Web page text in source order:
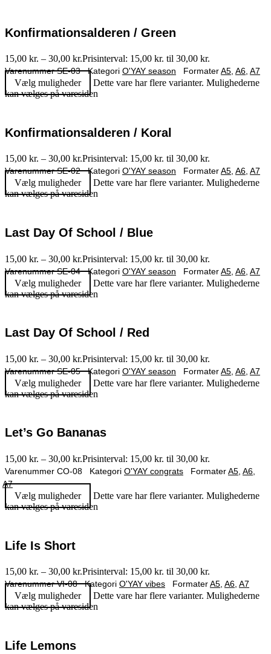
Konfirmationsalderen / Green
15,00 kr. – 30,00 kr.Prisinterval: 15,00 kr. til 30,00 kr.
VarenummerSE-03 Kategori O'YAY season FormaterA5, A6, A7
Vælg muligheder
Dette vare har flere varianter. Mulighederne
kan vælges på varesiden
Konfirmationsalderen / Koral
15,00 kr. – 30,00 kr.Prisinterval: 15,00 kr. til 30,00 kr.
VarenummerSE-02 Kategori O'YAY season FormaterA5, A6, A7
Vælg muligheder
Dette vare har flere varianter. Mulighederne
kan vælges på varesiden
Last Day Of School / Blue
15,00 kr. – 30,00 kr.Prisinterval: 15,00 kr. til 30,00 kr.
VarenummerSE-04 Kategori O'YAY season FormaterA5 A6 A7
Vælg muligheder
Dette vare har flere varianter. Mulighederne
kan vælges på varesiden
Last Day Of School / Red
15,00 kr. – 30,00 kr.Prisinterval: 15,00 kr. til 30,00 kr.
VarenummerSE-05 Kategori O'YAY season FormaterA5 A6 A7
Vælg muligheder
Dette vare har flere varianter. Mulighederne
kan vælges på varesiden
Let’s Go Bananas
15,00 kr. – 30,00 kr.Prisinterval: 15,00 kr. til 30,00 kr.
Varenummer CO-08 Kategori O'YAY congrats FormaterA5 A6
A7
Vælg muligheder
Dette vare har flere varianter. Mulighederne
kan vælges på varesiden
Life Is Short
15,00 kr. – 30,00 kr.Prisinterval: 15,00 kr. til 30,00 kr.
VarenummerVI-08 Kategori O'YAY vibes FormaterA5 A6 A7
Vælg muligheder
Dette vare har flere varianter. Mulighederne
kan vælges på varesiden
Life Lemons